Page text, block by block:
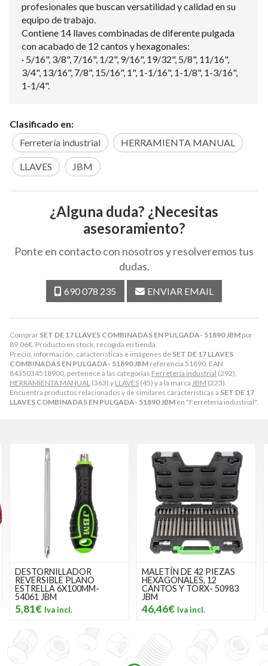
Comprar SET DE 17 LLAVES COMBINADAS EN PULGADA- 51890 JBM por
89,06€. Producto en stock, recogida en tienda.
Precio, información, características e imágenes de SET DE 17 LLAVES
COMBINADAS EN PULGADA- 51890 JBM referencia 51890, EAN
8435034518900, pertenece a las categorías Ferretería industrial (292),
HERRAMIENTA MANUAL (363) y LLAVES (45) y a la marca JBM (223).
Encuentra productos relacionados y de similares características a SET DE 17
LLAVES COMBINADAS EN PULGADA- 51890 JBM en "Ferretería industrial".
profesionales que buscan versatilidad y calidad en su
equipo de trabajo.
Contiene 14 llaves combinadas de diferente pulgada
con acabado de 12 cantos y hexagonales:
· 5/16", 3/8", 7/16", 1/2", 9/16", 19/32", 5/8", 11/16",
3/4", 13/16", 7/8", 15/16", 1", 1-1/16", 1-1/8", 1-3/16",
1-1/4".
Clasificado en:
Ferretería industrial
HERRAMIENTA MANUAL
LLAVES JBM
¿Alguna duda? ¿Necesitas
asesoramiento?
Ponte en contacto con nosotros y resolveremos tus
dudas.
690 078 235 ENVIAR EMAIL
MALETÍN DE 42 PIEZAS
HEXAGONALES, 12
CANTOS Y TORX- 50983
46,46€
MALETÍN DE
PIEZAS HEAVY
52753 JBM